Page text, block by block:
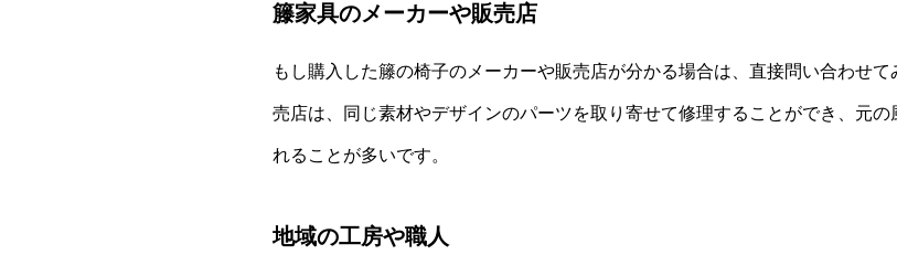
籐家具のメーカーや販売店
もし購入した籐の椅子のメーカーや販売店が分かる場合は、直接問い合わせ
売店は、同じ素材やデザインのパーツを取り寄せて修理することができ、元の
れることが多いです。
地域の工房や職人